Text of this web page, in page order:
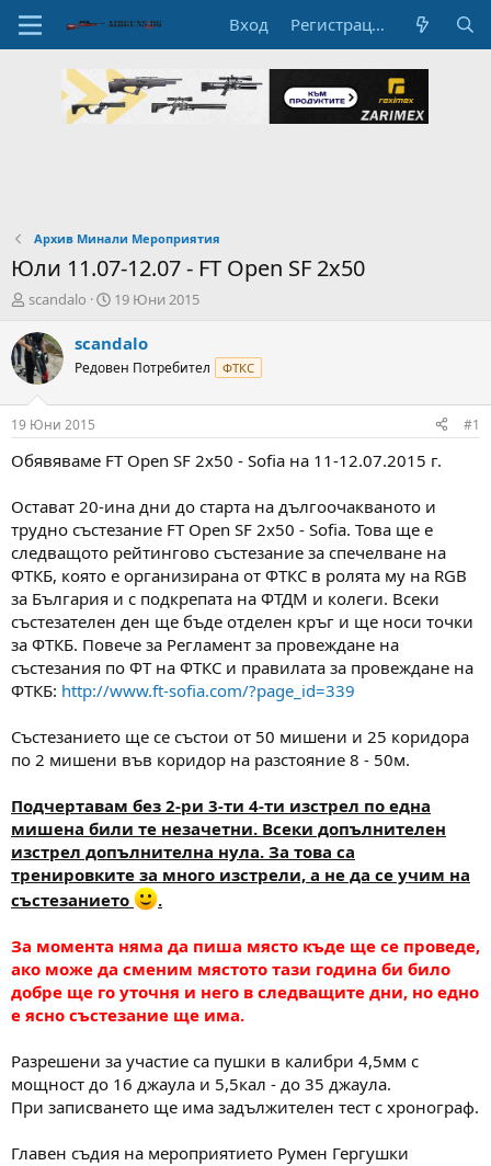
Вход Регистрация
Архив Минали Мероприятия
Юли 11.07-12.07 - FT Open SF 2x50
А
т
о
р
н
а
т
е
т
а
scandalo
Н
ч
л
Д
а
19 Юни 2015
scandalo
Редовен Потребител ФТКС
19 Юни 2015 #1
Обявяваме FT Open SF 2x50 - Sofia на 11-12.07.2015 г.
Остават 20-ина дни до старта на дългоочакваното и
трудно състезание FT Open SF 2x50 - Sofia. Това ще е
следващото рейтингово състезание за спечелване на
ФТКБ, която е организирана от ФТКС в ролята му на RGB
за България и с подкрепата на ФТДМ и колеги. Всеки
състезателен ден ще бъде отделен кръг и ще носи точки
за ФТКБ. Повече за Регламент за провеждане на
състезания по ФТ на ФТКС и правилата за провеждане на
ФТКБ: http://www.ft-sofia.com/?page_id=339
Състезанието ще се състои от 50 мишени и 25 коридора
по 2 мишени във коридор на разстояние 8 - 50м.
Подчертавам без 2-ри 3-ти 4-ти изстрел по една
мишена били те незачетни. Всеки допълнителен
изстрел допълнителна нула. За това са
тренировките за много изстрели, а не да се учим на
състезанието
.
За момента няма да пиша място къде ще се проведе,
ако може да сменим мястото тази година би било
добре ще го уточня и него в следващите дни, но едно
е ясно състезание ще има.
Разрешени за участие са пушки в калибри 4,5мм с
мощност до 16 джаула и 5,5кал - до 35 джаула.
При записването ще има задължителен тест с хронограф.
Главен съдия на мероприятието Румен Гергушки